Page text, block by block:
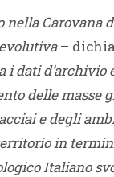
nella
–
i dati d’archivio
delle masse
e degli
in
Italiano